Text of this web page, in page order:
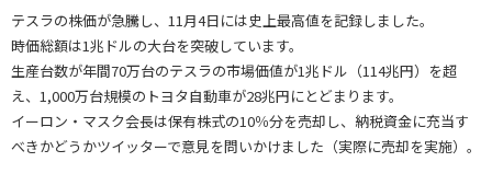
テスラの株価が急騰し、11月4日には史上最高値を記録しました。
時価総額は1兆ドルの大台を突破しています。
生産台数が年間70万台のテスラの市場価値が1兆ドル（114兆円）を超
え、1,000万台規模のトヨタ自動車が28兆円にとどまります。
イーロン・マスク会長は保有株式の10％分を売却し、納税資金に充当す
べきかどうかツイッターで意見を問いかけました（実際に売却を実施）。